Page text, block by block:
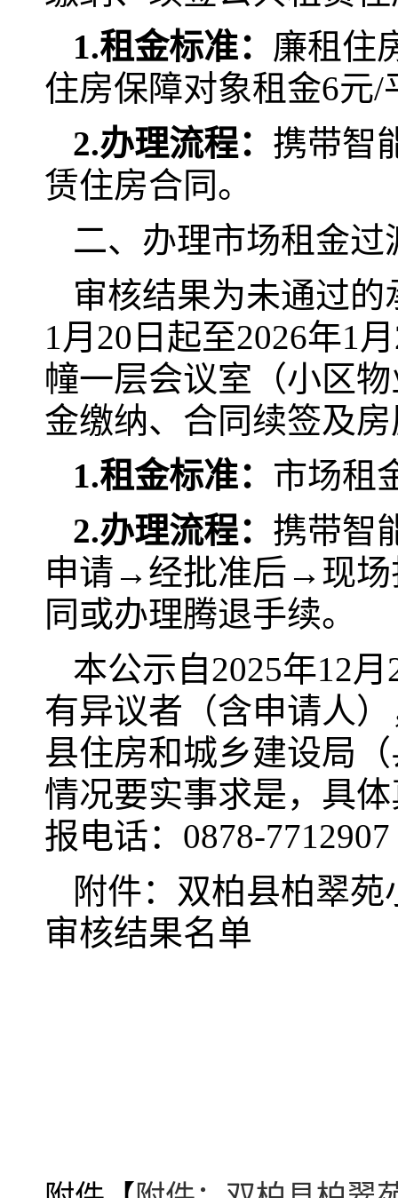
1.租金标准： 廉租住
住房保障对象租金6元
2.办理流程： 携带智
赁住房合同。
二、办理市场租金
审核结果为未通过
1月20日起至2026年1
幢一层会议室（小区
金缴纳、合同续签及
1.租金标准： 市场租
2.办理流程： 携带智
申请→经批准后→现场
同或办理腾退手续。
本公示自2025年12
有异议者（含申请人
县住房和城乡建设局
情况要实事求是，具
报电话：0878-
附件：双柏县柏翠
审核结果名单